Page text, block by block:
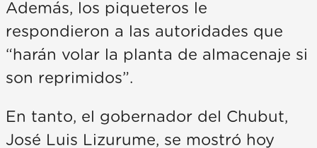
Además, los piqueteros le
respondieron a las autoridades que
“harán volar la planta de almacenaje si
son reprimidos”.
En tanto, el gobernador del Chubut,
José Luis Lizurume, se mostró hoy